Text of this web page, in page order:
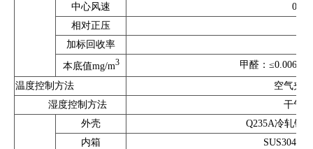
中心风速
0.1-
相对正压
加标回收率
本底值mg/m3
甲醛：≤0.006;
温度控制方法
空气夹
湿度控制方法
干气
外壳
Q235A冷轧钢
内箱
SUS304镜